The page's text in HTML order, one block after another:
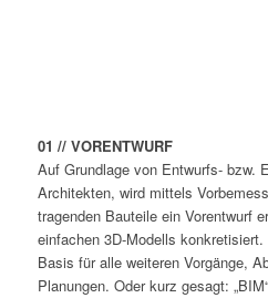
01 // VORENTWURF
Auf Grundlage von Entwurfs- bzw.
Architekten, wird mittels
tragenden Bauteile ein Vorentwurf
einfachen 3D-Modells
Basis für alle weiteren Vorgänge,
Planungen. Oder kurz gesagt: